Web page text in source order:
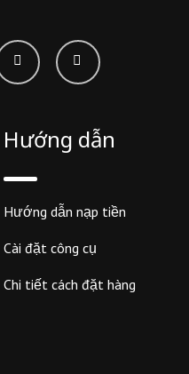
Hướng dẫn
Hướng dẫn nạp tiền
Cài đặt công cụ
Chi tiết cách đặt hàng